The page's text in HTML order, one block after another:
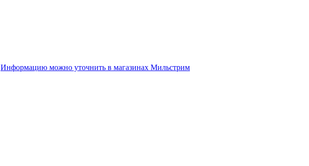
Информацию можно уточнить в магазинах Мильстрим